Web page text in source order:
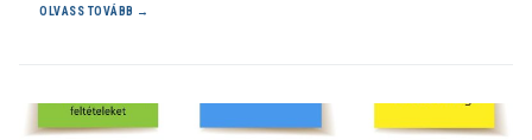
OLVASS TOVÁBB →